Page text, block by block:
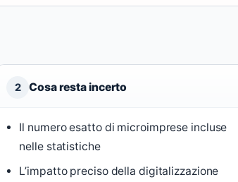
2 Cosa resta incerto
Il numero esatto di microimprese incluse
nelle statistiche
L’impatto preciso della digitalizzazione